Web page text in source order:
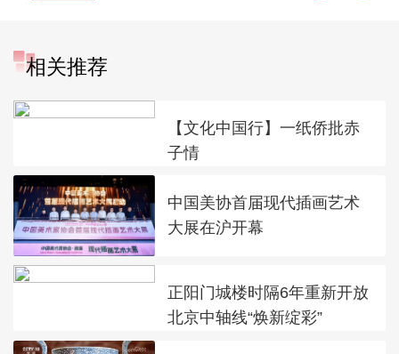
相关推荐
【文化中国行】一纸侨批赤
子情
中国美协首届现代插画艺术
大展在沪开幕
正阳门城楼时隔6年重新开放
北京中轴线“焕新绽彩”